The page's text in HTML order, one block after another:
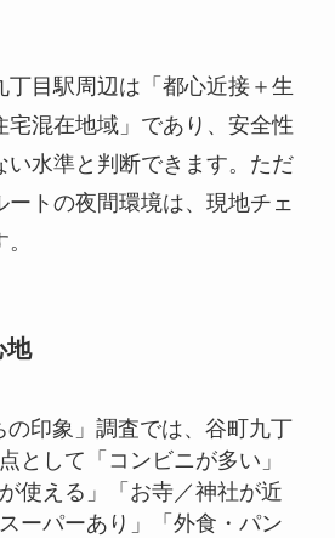
丁目駅周辺は「都心近接＋生
宅混在地域」であり、安全性
い水準と判断できます。ただ
ートの夜間環境は、現地チェ
地
の印象」調査では、谷町九丁
として「コンビニが多い」
使える」「お寺／神社が近
ーパーあり」「外食・パン